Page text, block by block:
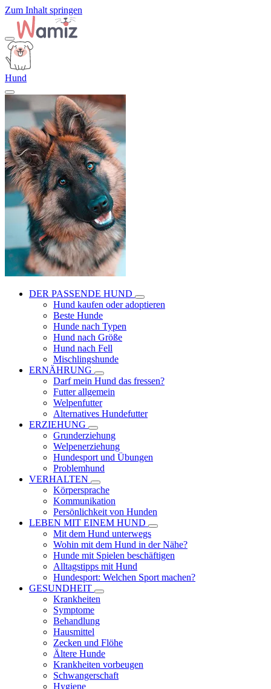
Zum Inhalt springen
Hund
DER PASSENDE HUND
Hund kaufen oder adoptieren
Beste Hunde
Hunde nach Typen
Hund nach Größe
Hund nach Fell
Mischlingshunde
ERNÄHRUNG
Darf mein Hund das fressen?
Futter allgemein
Welpenfutter
Alternatives Hundefutter
ERZIEHUNG
Grunderziehung
Welpenerziehung
Hundesport und Übungen
Problemhund
VERHALTEN
Körpersprache
Kommunikation
Persönlichkeit von Hunden
LEBEN MIT EINEM HUND
Mit dem Hund unterwegs
Wohin mit dem Hund in der Nähe?
Hunde mit Spielen beschäftigen
Alltagstipps mit Hund
Hundesport: Welchen Sport machen?
GESUNDHEIT
Krankheiten
Symptome
Behandlung
Hausmittel
Zecken und Flöhe
Ältere Hunde
Krankheiten vorbeugen
Schwangerschaft
Hygiene